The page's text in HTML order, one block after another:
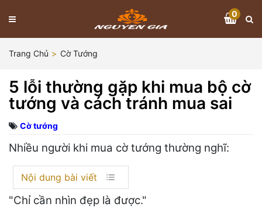
0
Trang Chủ Cờ Tướng
5 lỗi thường gặp khi mua bộ cờ
tướng và cách tránh mua sai
Cờ tướng
Nhiều người khi mua cờ tướng thường nghĩ:
Nội dung bài viết
"Chỉ cần nhìn đẹp là được."